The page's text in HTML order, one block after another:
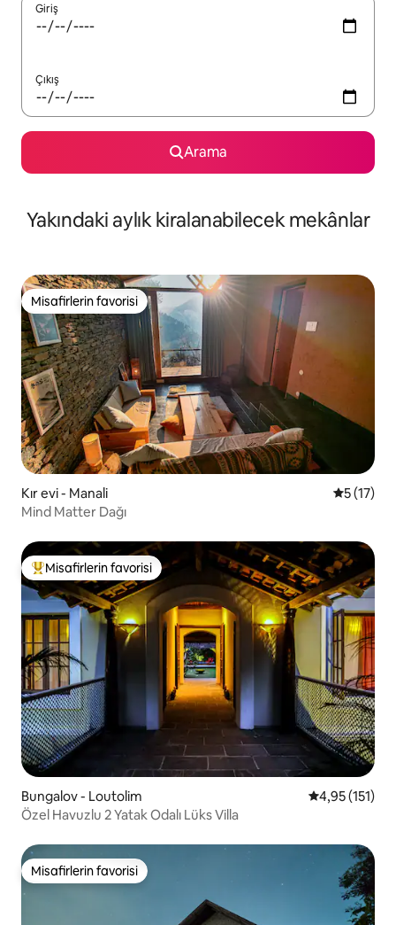
Giriş
Çıkış
Arama
Yakındaki aylık kiralanabilecek mekânlar
Misafirlerin favorisi
Misafirlerin favorisi
Kır evi - Manali 55 (17)
Mind Matter Dağı
Misafirlerin favorilerinden en beğenilenler arasında
Misafirlerin favorisi
Bungalov - Loutolim 5 üzerinden
4,95 (151)
Özel Havuzlu 2 Yatak Odalı Lüks Villa
Misafirlerin favorisi
Misafirlerin favorisi